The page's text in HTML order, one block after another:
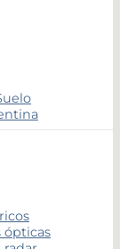
ópticas